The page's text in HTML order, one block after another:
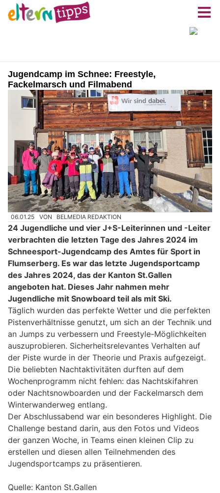
Jugendcamp im Schnee: Freestyle,
Fackelmarsch und Filmabend
06.01.25 VON BELMEDIA REDAKTION
24 Jugendliche und vier J+S-Leiterinnen und -Leiter
verbrachten die letzten Tage des Jahres 2024 im
Schneesport-Jugendcamp des Amtes für Sport in
Flumserberg. Es war das letzte Jugendsportcamp
des Jahres 2024, das der Kanton St.Gallen
angeboten hat. Dieses Jahr nahmen mehr
Jugendliche mit Snowboard teil als mit Ski.
Täglich wurden das perfekte Wetter und die perfekten
Pistenverhältnisse genutzt, um sich an der Technik und
an Jumps zu verbessern und Freestyle-Möglichkeiten
auszuprobieren. Sicherheitsrelevantes Verhalten auf
der Piste wurde in der Theorie und Praxis aufgezeigt.
Die beliebten Nachtaktivitäten durften auf dem
Wochenprogramm nicht fehlen: das Nachtskifahren
oder Nachtsnowboarden und der Fackelmarsch dem
Winterwanderweg entlang.
Der Abschlussabend war ein besonderes Highlight. Die
Challenge bestand darin, aus den Fotos und Videos
der ganzen Woche, in Teams einen kleinen Clip zu
erstellen und diesen allen Teilnehmenden des
Jugendsportcamps zu präsentieren.
Quelle: Kanton St.Gallen